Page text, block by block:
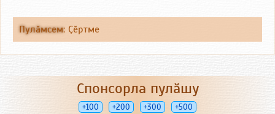
Пулӑмсем: Ҫӗртме
Спонсорла пулӑшу
+100 +200 +300 +500